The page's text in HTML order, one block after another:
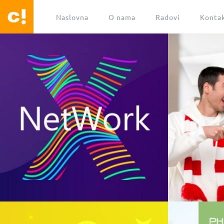
Naslovna O nama Radovi